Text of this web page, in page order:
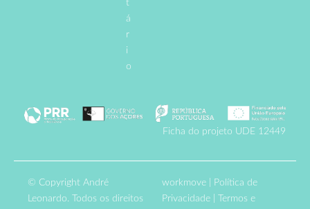
t
á
r
i
o
Ficha do projeto UDE 12449
© Copyright André
Leonardo. Todos os direitos
workmove
Política de
Privacidade
Termos e